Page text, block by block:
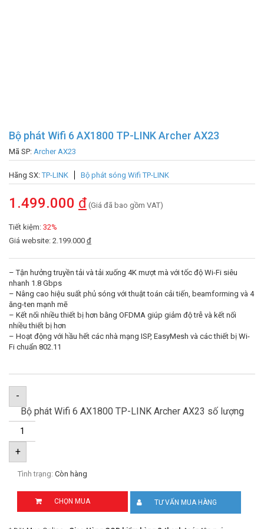
Bộ phát Wifi 6 AX1800 TP-LINK Archer AX23
Mã SP: Archer AX23
Hãng SX:TP-LINK Bộ phát sóng Wifi TP-LINK
1.499.000 đ (Giá đã bao gồm VAT)
Tiết kiệm: 32%
Giá website: 2.199.000 đ
– Tận hưởng truyền tải và tải xuống 4K mượt mà với tốc độ Wi-Fi siêu
nhanh 1.8 Gbps
– Nâng cao hiệu suất phủ sóng với thuật toán cải tiến, beamforming và 4
ăng-ten mạnh mẽ
– Kết nối nhiều thiết bị hơn bằng OFDMA giúp giảm độ trễ và kết nối
nhiều thiết bị hơn
– Hoạt động với hầu hết các nhà mạng ISP, EasyMesh và các thiết bị Wi-
Fi chuẩn 802.11
-
Bộ phát Wifi 6 AX1800 TP-LINK Archer AX23 số lượng
+
Tình trạng: Còn hàng
CHỌN MUA TƯ VẤN MUA HÀNG